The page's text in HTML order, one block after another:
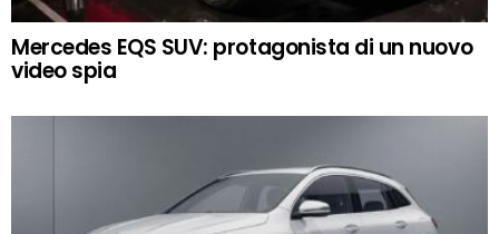
Mercedes EQS SUV: protagonista di un nuovo
video spia